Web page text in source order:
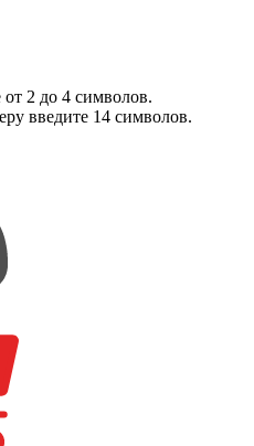
от 2 до 4 символов.
введите 14 символов.